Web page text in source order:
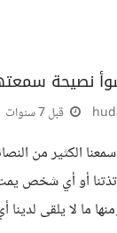
نصيحة
قبل 7 سنوات
الكثير من
أو أي شخص
ما لا يلقى